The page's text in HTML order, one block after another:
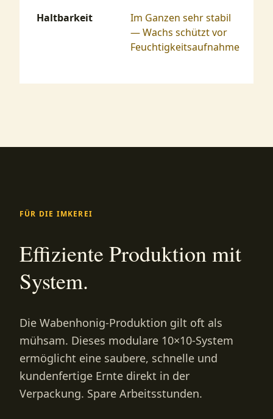
Haltbarkeit
Im Ganzen sehr stabil
— Wachs schützt vor
Feuchtigkeitsaufnahme
FÜR DIE IMKEREI
Effiziente Produktion mit
System.
Die Wabenhonig-Produktion gilt oft als
mühsam. Dieses modulare 10×10-System
ermöglicht eine saubere, schnelle und
kundenfertige Ernte direkt in der
Verpackung. Spare Arbeitsstunden.